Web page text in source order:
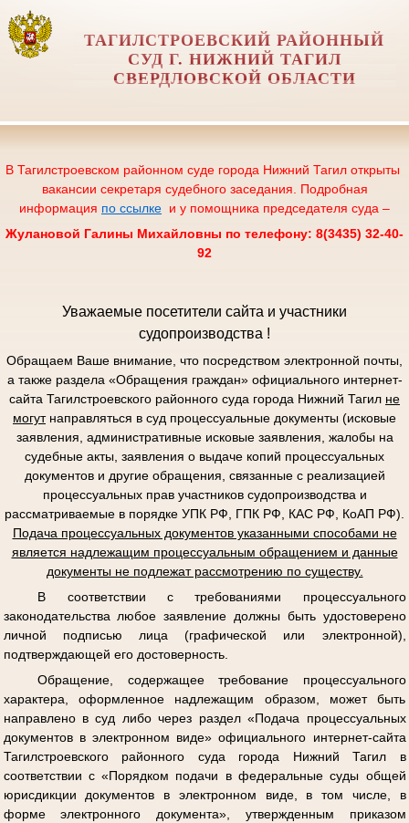
ТАГИЛСТРОЕВСКИЙ РАЙОННЫЙ
СУД Г. НИЖНИЙ ТАГИЛ
СВЕРДЛОВСКОЙ ОБЛАСТИ
В Тагилстроевском районном суде города Нижний Тагил открыты
вакансии секретаря судебного заседания. Подробная
информация по ссылке и у помощника председателя суда –
Жулановой Галины Михайловны по телефону: 8(3435) 32-40-
92
Уважаемые посетители сайта и участники
судопроизводства !
Обращаем Ваше внимание, что посредством электронной почты,
а также раздела «Обращения граждан» официального интернет-
сайта Тагилстроевского районного суда города Нижний Тагил не
могутнаправляться в суд процессуальные документы (исковые
заявления, административные исковые заявления, жалобы на
судебные акты, заявления о выдаче копий процессуальных
документов и другие обращения, связанные с реализацией
процессуальных прав участников судопроизводства и
рассматриваемые в порядке УПК РФ, ГПК РФ, КАС РФ, КоАП РФ).
Подача процессуальных документов указанными способами не
является надлежащим процессуальным обращением и данные
документы не подлежат рассмотрению по существу.
В соответствии с требованиями процессуального
законодательства любое заявление должны быть удостоверено
личной подписью лица (графической или электронной),
подтверждающей его достоверность.
Обращение, содержащее требование процессуального
характера, оформленное надлежащим образом, может быть
направлено в суд либо через раздел «Подача процессуальных
документов в электронном виде» официального интернет-сайта
Тагилстроевского районного суда города Нижний Тагил в
соответствии с «Порядком подачи в федеральные суды общей
юрисдикции документов в электронном виде, в том числе, в
форме электронного документа», утвержденным приказом